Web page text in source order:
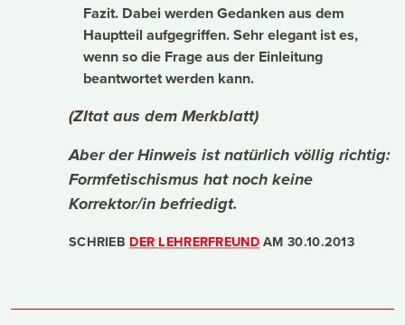
Fazit. Dabei werden Gedanken aus dem
Hauptteil aufgegriffen. Sehr elegant ist es,
wenn so die Frage aus der Einleitung
beantwortet werden kann.
(ZItat aus dem Merkblatt)
Aber der Hinweis ist natürlich völlig richtig:
Formfetischismus hat noch keine
Korrektor/in befriedigt.
SCHRIEB DER LEHRERFREUNDAM30.10.2013